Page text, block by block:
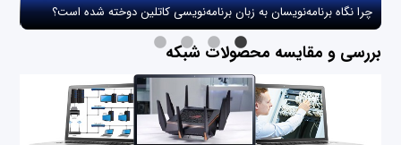
چرا نگاه برنامه‌نویسان به زبان برنامه‌نویسی کاتلین دوخته شده است؟
بررسی و مقایسه محصولات شبکه